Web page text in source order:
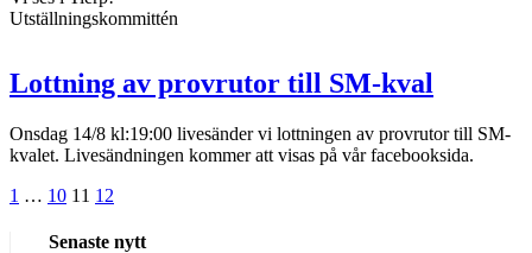
Utställningskommittén
Lottning av provrutor till SM-kval
Onsdag 14/8 kl:19:00 livesänder vi lottningen av provrutor till SM-
kvalet. Livesändningen kommer att visas på vår facebooksida.
Posts
pagination
1 … 10 11 12
Senaste nytt